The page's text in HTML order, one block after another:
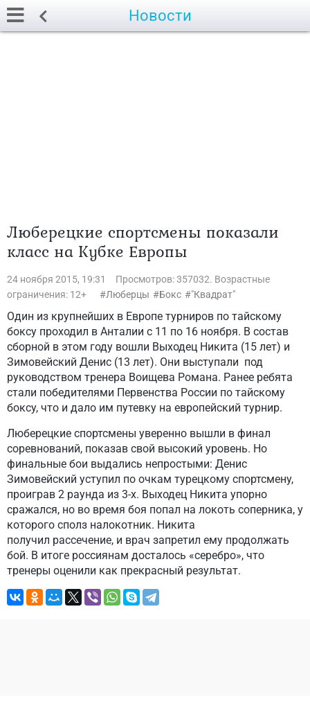
Новости
Люберецкие спортсмены показали
класс на Кубке Европы
24 ноября 2015, 19:31
Просмотров: 357032. Возрастные
ограничения: 12+
Люберцы Бокс "Квадрат"
Один из крупнейших в Европе турниров по тайскому
боксу проходил в Анталии с 11 по 16 ноября. В состав
сборной в этом году вошли Выходец Никита (15 лет) и
Зимовейский Денис (13 лет). Они выступали под
руководством тренера Воищева Романа. Ранее ребята
стали победителями Первенства России по тайскому
боксу, что и дало им путевку на европейский турнир.
Люберецкие спортсмены уверенно вышли в финал
соревнований, показав свой высокий уровень. Но
финальные бои выдались непростыми: Денис
Зимовейский уступил по очкам турецкому спортсмену,
проиграв 2 раунда из 3-х. Выходец Никита упорно
сражался, но во время боя попал на локоть соперника, у
которого сполз налокотник. Никита
получил рассечение, и врач запретил ему продолжать
бой. В итоге россиянам досталось «серебро», что
тренеры оценили как прекрасный результат.